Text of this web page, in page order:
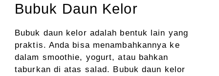
Bubuk Daun Kelor
Bubuk daun kelor adalah bentuk lain yang
praktis. Anda bisa menambahkannya ke
dalam smoothie, yogurt, atau bahkan
taburkan di atas salad. Bubuk daun kelor